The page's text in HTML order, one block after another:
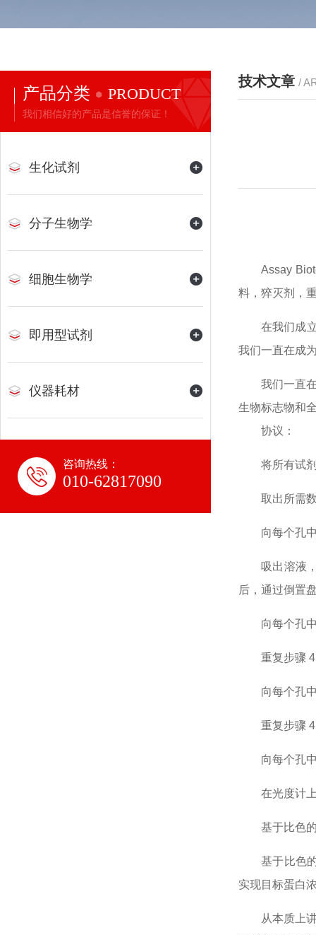
产品分类 PRODUCT
我们相信好的产品是信誉的保证！
生化试剂
分子生物学
细胞生物学
即用型试剂
仪器耗材
咨询热线：
010-62817090
技术文章 /
Assay
料，猝灭剂，
在我们成
我们一直在成
我们一直
生物标志物和
协议：
将所有试
取出所需
向每个孔
吸出溶液
后，通过倒置
向每个孔
重复步骤
向每个孔
重复步骤
向每个孔
在光度计
基于比色
基于比色
实现目标蛋白
从本质上